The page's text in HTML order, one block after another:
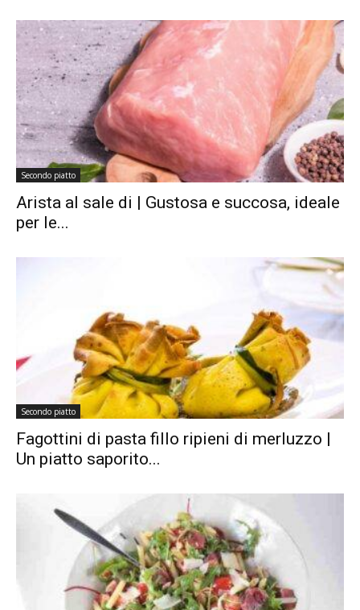
Secondo piatto
Arista al sale di | Gustosa e succosa, ideale
per le...
Secondo piatto
Fagottini di pasta fillo ripieni di merluzzo |
Un piatto saporito...